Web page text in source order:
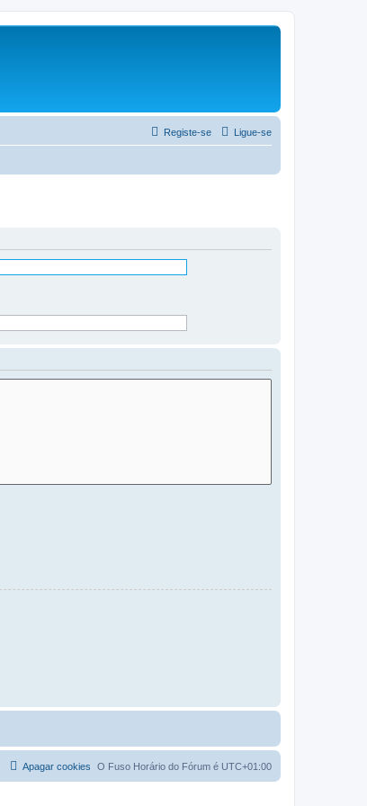
Ligue-se
Registe-se
O Fuso Horário do Fórum é UTC+01:00
Apagar cookies